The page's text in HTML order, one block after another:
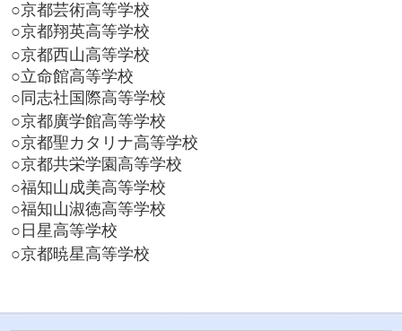
○京都芸術高等学校
○京都翔英高等学校
○京都西山高等学校
○立命館高等学校
○同志社国際高等学校
○京都廣学館高等学校
○京都聖カタリナ高等学校
○京都共栄学園高等学校
○福知山成美高等学校
○福知山淑徳高等学校
○日星高等学校
○京都暁星高等学校